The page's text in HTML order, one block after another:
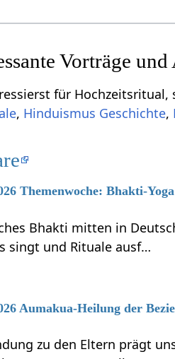
Vorträge
für
, Hinduismus Geschichte,
Themenwoche: Bhakti-
Bhakti mitten in
singt und Rituale ausf…
Aumakua-Heilung der
zu den Eltern prägt